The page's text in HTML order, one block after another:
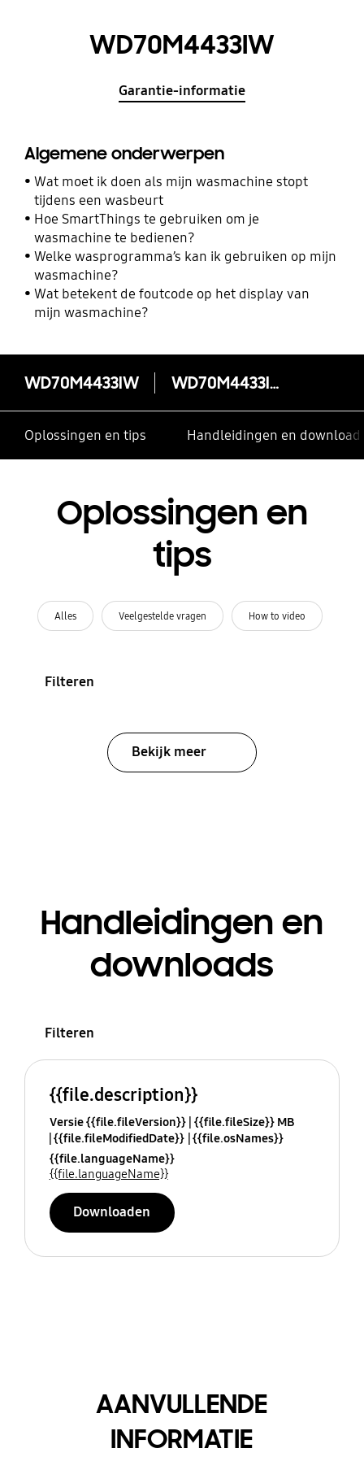
WD70M4433IW
Garantie-informatie
Algemene onderwerpen
Wat moet ik doen als mijn wasmachine stopt
tijdens een wasbeurt
Hoe SmartThings te gebruiken om je
wasmachine te bedienen?
Welke wasprogramma’s kan ik gebruiken op mijn
wasmachine?
Wat betekent de foutcode op het display van
mijn wasmachine?
WD70M4433IW WD70M4433IW
Oplossingen en tips Handleidingen en
Oplossingen en
tips
Alles Veelgestelde vragen How to video
Filteren
Bekijk meer
Handleidingen en
downloads
Filteren
{{file.description}}
Versie {{file.fileVersion}} {{file.fileSize}} MB
{{file.fileModifiedDate}} {{file.osNames}}
{{file.languageName}}
{{file.languageName}}
Downloaden
AANVULLENDE
INFORMATIE